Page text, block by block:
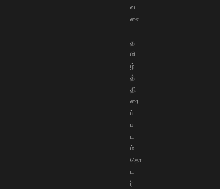
வ
லை
–
த
மி
ழ்
த்
தி
ரை
ப்
ப
ட
ம்
தொ
ட
ர்